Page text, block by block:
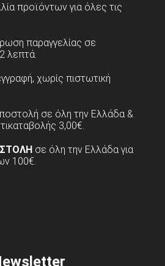
προϊόντων για όλες τις
παραγγελίας σε
λεπτά.
χωρίς πιστωτική
σε όλη την Ελλάδα &
3,00€.
σε όλη την Ελλάδα για
100€.